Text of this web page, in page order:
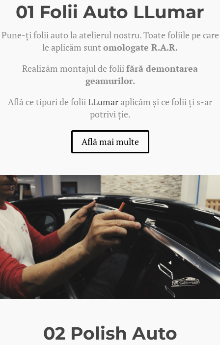
01 Folii Auto LLumar
Pune-ți folii auto la atelierul nostru. Toate foliile pe care
le aplicăm sunt omologate R.A.R.
Realizăm montajul de folii fără demontarea
geamurilor.
Află ce tipuri de folii LLumaraplicăm și ce folii ți s-ar
potrivi ție.
Află mai multe
02 Polish Auto